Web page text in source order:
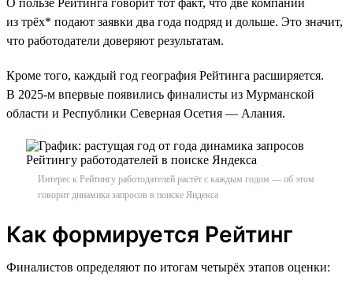
из трёх* подают заявки два года подряд и дольше. Это значит,
что работодатели доверяют результатам.
Кроме того, каждый год география Рейтинга расширяется.
В 2025-м впервые появились финалисты из Мурманской
области и Республики Северная Осетия — Алания.
Интерес к Рейтингу работодателей растёт с каждым годом — об этом
говорит динамика запросов в поиске Яндекса
Как формируется Рейтинг
Финалистов определяют по итогам четырёх этапов оценки: